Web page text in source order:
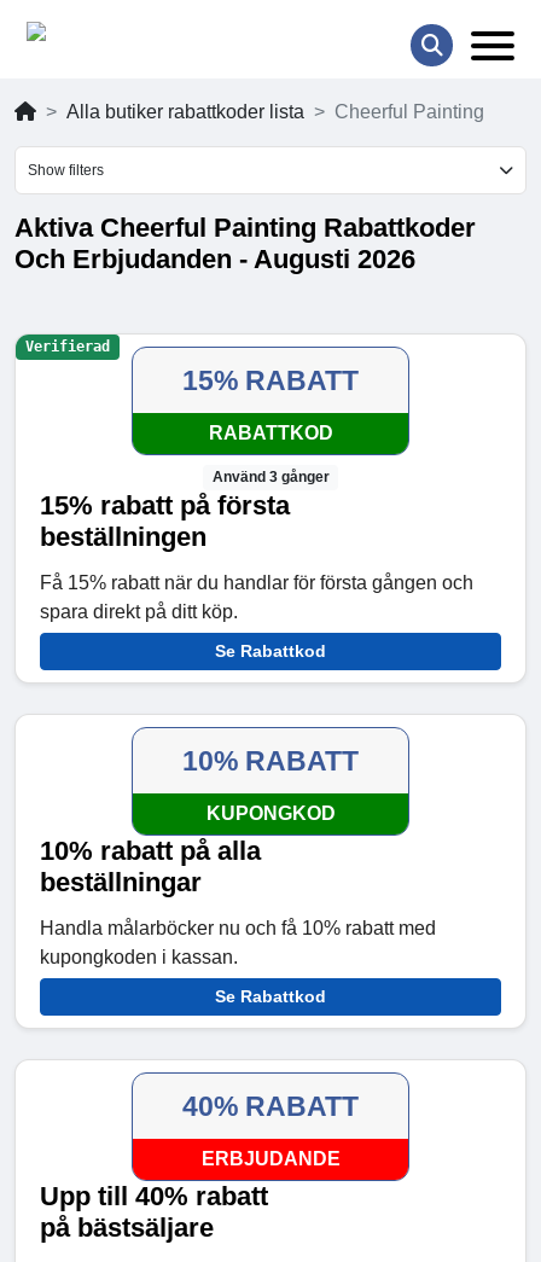
Alla butiker rabattkoder lista Cheerful Painting
Show filters
Aktiva Cheerful Painting Rabattkoder
Och Erbjudanden - Augusti 2026
15% RABATT
RABATTKOD
Använd 3 gånger
15% rabatt på första
beställningen
Få 15% rabatt när du handlar för första gången och
spara direkt på ditt köp.
Se Rabattkod
Verifierad
10% RABATT
KUPONGKOD
10% rabatt på alla
beställningar
Handla målarböcker nu och få 10% rabatt med
kupongkoden i kassan.
Se Rabattkod
40% RABATT
ERBJUDANDE
Upp till 40% rabatt
på bästsäljare